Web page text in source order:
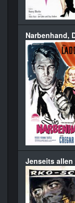
Narbenhand,
Jenseits